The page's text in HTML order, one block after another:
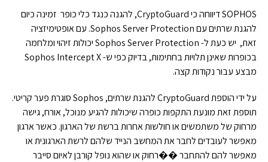
SOPHOS דיווחה כי CryptoGuard, להגנה כנגד כלי כופר זמינה כיום
להגנת שרתים עם Sophos Server Protection. עם אופטימיזציה
זאת, יש כעת ל- Sophos Server Protection יכולות זיהוי ומלחמה
בכופרות שאינן תלויות בחתימות, בדיוק כפי ש- Sophos Intercept X
מבצע עבור נקודות קצה.
על ידי הוספת CryptoGuard להגנת שרתים, Sophos סוגרת פער קריטי.
תוספת זאת מונעת התקפות כופרה שיכולות להגיע מנוכל, אורח, גישה
מרחוק של משתמשים או חולשות אחרות ברשת של הארגון. כאשר ארגון
מאפשר לעובדים לחבר את המחשב הנייד שלהם לרשת הארגונית או
מאפשר להם להתחבר ��רחוק או שהוא נופל קורבן לאיום סייבר